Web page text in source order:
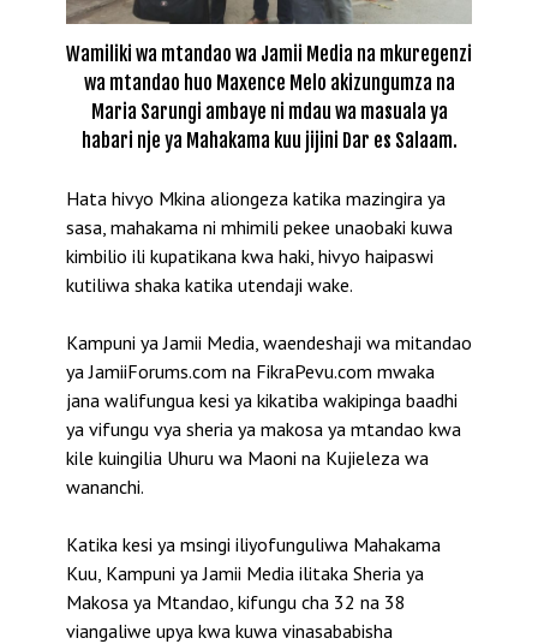
Wamiliki wa mtandao wa Jamii Media na mkuregenzi
wa mtandao huo Maxence Melo akizungumza na
Maria Sarungi ambaye ni mdau wa masuala ya
habari nje ya Mahakama kuu jijini Dar es Salaam.
Hata hivyo Mkina aliongeza katika mazingira ya
sasa, mahakama ni mhimili pekee unaobaki kuwa
kimbilio ili kupatikana kwa haki, hivyo haipaswi
kutiliwa shaka katika utendaji wake.
Kampuni ya Jamii Media, waendeshaji wa mitandao
ya JamiiForums.com na FikraPevu.com mwaka
jana walifungua kesi ya kikatiba wakipinga baadhi
ya vifungu vya sheria ya makosa ya mtandao kwa
kile kuingilia Uhuru wa Maoni na Kujieleza wa
wananchi.
Katika kesi ya msingi iliyofunguliwa Mahakama
Kuu, Kampuni ya Jamii Media ilitaka Sheria ya
Makosa ya Mtandao, kifungu cha 32 na 38
viangaliwe upya kwa kuwa vinasababisha